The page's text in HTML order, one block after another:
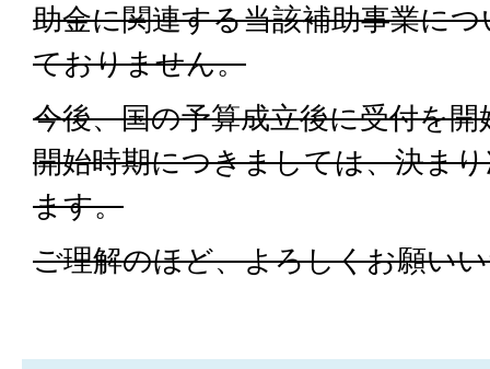
助金に関連する当該補助事業に
ておりません。
今後、国の予算成立後に受付を
開始時期につきましては、決ま
ます。
ご理解のほど、よろしくお願い